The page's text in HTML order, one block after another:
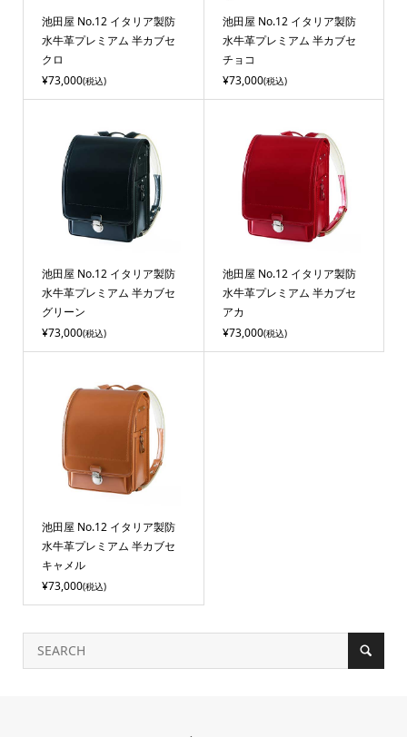
池田屋 No.12 イタリア製防
水牛革プレミアム 半カブセ
クロ
¥73,000(税込)
池田屋 No.12 イタリア製防
水牛革プレミアム 半カブセ
チョコ
¥73,000(税込)
池田屋 No.12 イタリア製防
水牛革プレミアム 半カブセ
グリーン
¥73,000(税込)
池田屋 No.12 イタリア製防
水牛革プレミアム 半カブセ
アカ
¥73,000(税込)
池田屋 No.12 イタリア製防
水牛革プレミアム 半カブセ
キャメル
¥73,000(税込)